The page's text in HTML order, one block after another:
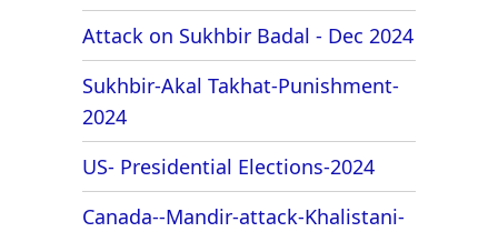
Attack on Sukhbir Badal - Dec 2024
Sukhbir-Akal Takhat-Punishment-
2024
US- Presidential Elections-2024
Canada--Mandir-attack-Khalistani-